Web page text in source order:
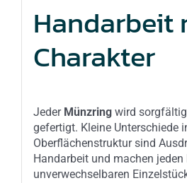
Handarbeit
Charakter
Jeder Münzringwird
gefertigt. Kleine Unterschiede
Oberflächenstruktur sind
Handarbeit und machen jeden
unverwechselbaren